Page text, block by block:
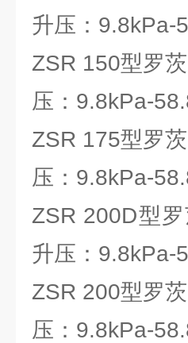
升压：9.8kPa-
ZSR 150型罗
压：9.8kPa-
ZSR 175型罗
压：9.8kPa-
ZSR 200D型
升压：9.8kPa-
ZSR 200型罗
压：9.8kPa-